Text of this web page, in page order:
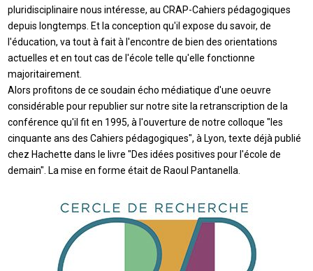
pluridisciplinaire nous intéresse, au CRAP-Cahiers pédagogiques
depuis longtemps. Et la conception qu'il expose du savoir, de
l'éducation, va tout à fait à l'encontre de bien des orientations
actuelles et en tout cas de l'école telle qu'elle fonctionne
majoritairement.
Alors profitons de ce soudain écho médiatique d'une oeuvre
considérable pour republier sur notre site la retranscription de la
conférence qu'il fit en 1995, à l'ouverture de notre colloque "les
cinquante ans des Cahiers pédagogiques", à Lyon, texte déjà publié
chez Hachette dans le livre "Des idées positives pour l'école de
demain". La mise en forme était de Raoul Pantanella.